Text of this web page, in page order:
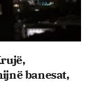
banesat,